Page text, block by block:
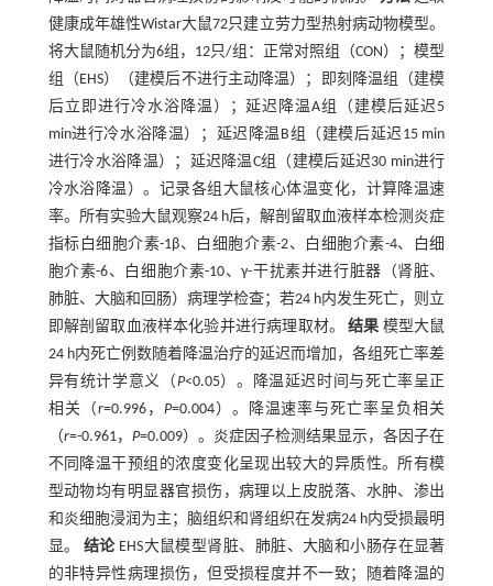
健康成年雄性Wistar大鼠72只建立劳力型热射病动物模型。
将大鼠随机分为6组，12只/组：正常对照组（CON）；模型
组（EHS）（建模后不进行主动降温）；即刻降温组（建模
后立即进行冷水浴降温）；延迟降温A组（建模后延迟5
min进行冷水浴降温）；延迟降温B组（建模后延迟15 min
进行冷水浴降温）；延迟降温C组（建模后延迟30 min进行
冷水浴降温）。记录各组大鼠核心体温变化，计算降温速
率。所有实验大鼠观察24 h后，解剖留取血液样本检测炎症
指标白细胞介素-1β、白细胞介素-2、白细胞介素-4、白细
胞介素-6、白细胞介素-10、γ-干扰素并进行脏器（肾脏、
肺脏、大脑和回肠）病理学检查；若24 h内发生死亡，则立
即解剖留取血液样本化验并进行病理取材。结果 模型大鼠
24 h内死亡例数随着降温治疗的延迟而增加，各组死亡率差
异有统计学意义（P<0.05）。降温延迟时间与死亡率呈正
相关（r=0.996， P=0.004）。降温速率与死亡率呈负相关
（r=-0.961， P=0.009）。炎症因子检测结果显示，各因子在
不同降温干预组的浓度变化呈现出较大的异质性。所有模
型动物均有明显器官损伤，病理以上皮脱落、水肿、渗出
和炎细胞浸润为主；脑组织和肾组织在发病24 h内受损最明
显。 结论EHS大鼠模型肾脏、肺脏、大脑和小肠存在显著
的非特异性病理损伤，但受损程度并不一致；随着降温的